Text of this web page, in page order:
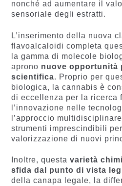
nonché ad aumentare il
sensoriale degli estratti.
L’inserimento della nuova
flavoalcaloidi completa
la gamma di molecole
aprono nuove opportunità
scientifica. Proprio per
biologica, la cannabis è
di eccellenza per la ricerca
l’innovazione nelle
l’approccio
strumenti imprescindibili
valorizzazione di nuovi
Inoltre, questa varietà
sfida dal punto di vista
della canapa legale, la